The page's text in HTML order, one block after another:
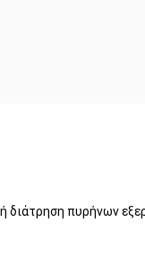
διάτρηση πυρήνων